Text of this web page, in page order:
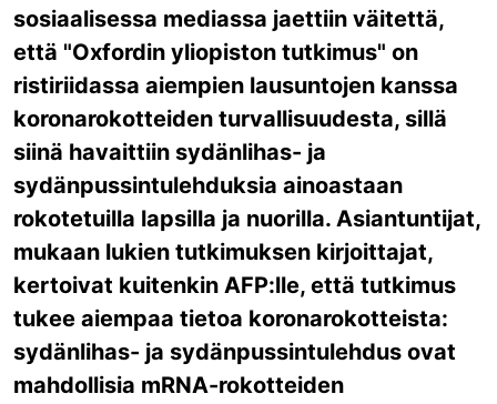
sosiaalisessa mediassa jaettiin väitettä,
että "Oxfordin yliopiston tutkimus" on
ristiriidassa aiempien lausuntojen kanssa
koronarokotteiden turvallisuudesta, sillä
siinä havaittiin sydänlihas- ja
sydänpussintulehduksia ainoastaan
rokotetuilla lapsilla ja nuorilla. Asiantuntijat,
mukaan lukien tutkimuksen kirjoittajat,
kertoivat kuitenkin AFP:lle, että tutkimus
tukee aiempaa tietoa koronarokotteista:
sydänlihas- ja sydänpussintulehdus ovat
mahdollisia mRNA-rokotteiden